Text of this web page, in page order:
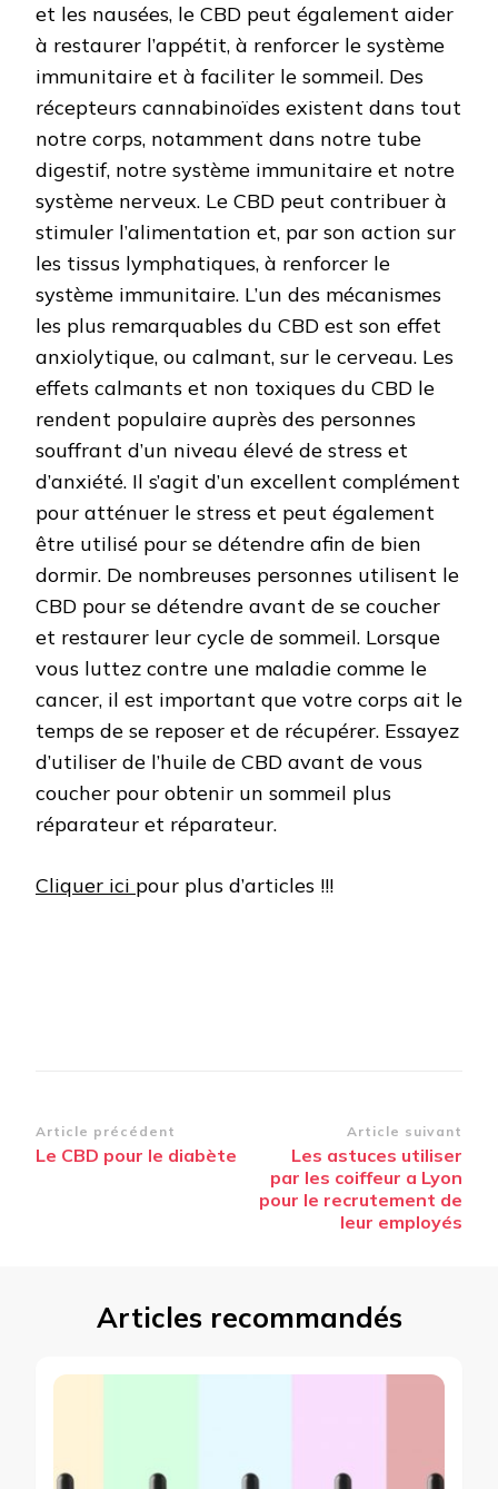
et les nausées, le CBD peut également aider
à restaurer l’appétit, à renforcer le système
immunitaire et à faciliter le sommeil. Des
récepteurs cannabinoïdes existent dans tout
notre corps, notamment dans notre tube
digestif, notre système immunitaire et notre
système nerveux. Le CBD peut contribuer à
stimuler l’alimentation et, par son action sur
les tissus lymphatiques, à renforcer le
système immunitaire. L’un des mécanismes
les plus remarquables du CBD est son effet
anxiolytique, ou calmant, sur le cerveau. Les
effets calmants et non toxiques du CBD le
rendent populaire auprès des personnes
souffrant d’un niveau élevé de stress et
d’anxiété. Il s’agit d’un excellent complément
pour atténuer le stress et peut également
être utilisé pour se détendre afin de bien
dormir. De nombreuses personnes utilisent le
CBD pour se détendre avant de se coucher
et restaurer leur cycle de sommeil. Lorsque
vous luttez contre une maladie comme le
cancer, il est important que votre corps ait le
temps de se reposer et de récupérer. Essayez
d’utiliser de l’huile de CBD avant de vous
coucher pour obtenir un sommeil plus
réparateur et réparateur.
Cliquer ici pour plus d’articles !!!
Navigation
d’article
Article précédent
Le CBD pour le diabète
Article suivant
Les astuces utiliser
par les coiffeur a Lyon
pour le recrutement de
leur employés
Articles recommandés